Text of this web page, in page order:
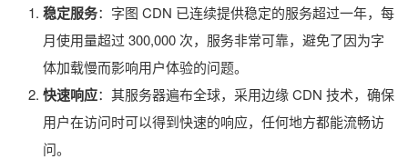
稳定服务：字图 CDN 已连续提供稳定的服务超过一年，每
月使用量超过 300,000 次，服务非常可靠，避免了因为字
体加载慢而影响用户体验的问题。
快速响应：其服务器遍布全球，采用边缘 CDN 技术，确保
用户在访问时可以得到快速的响应，任何地方都能流畅访
问。